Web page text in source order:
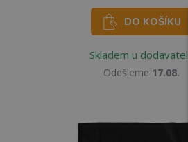
DO KOŠÍKU
Skladem u dodavatele
Odešleme 17.08.